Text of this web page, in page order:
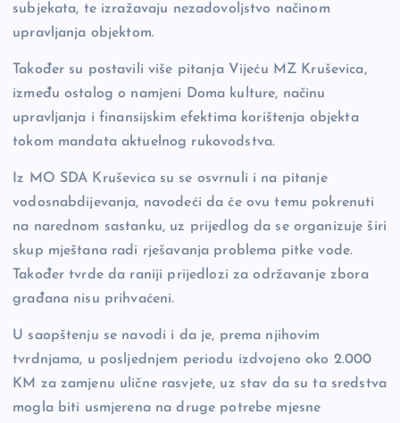
subjekata, te izražavaju nezadovoljstvo načinom
upravljanja objektom.
Također su postavili više pitanja Vijeću MZ Kruševica,
između ostalog o namjeni Doma kulture, načinu
upravljanja i finansijskim efektima korištenja objekta
tokom mandata aktuelnog rukovodstva.
Iz MO SDA Kruševica su se osvrnuli i na pitanje
vodosnabdijevanja, navodeći da će ovu temu pokrenuti
na narednom sastanku, uz prijedlog da se organizuje širi
skup mještana radi rješavanja problema pitke vode.
Također tvrde da raniji prijedlozi za održavanje zbora
građana nisu prihvaćeni.
U saopštenju se navodi i da je, prema njihovim
tvrdnjama, u posljednjem periodu izdvojeno oko 2.000
KM za zamjenu ulične rasvjete, uz stav da su ta sredstva
mogla biti usmjerena na druge potrebe mjesne